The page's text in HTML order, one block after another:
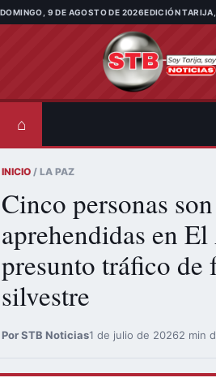
Saltar al contenido
DOMINGO, 9 DE AGOSTO DE 2026EDICIÓN
⌂
INICIO / LA PAZ
Cinco personas son
aprehendidas en
presunto tráfico de
silvestre
Por STB Noticias1 de julio de 20262 min